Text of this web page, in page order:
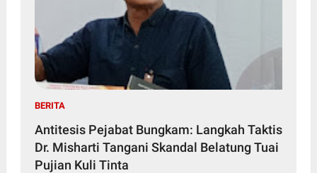
BERITA
Antitesis Pejabat Bungkam: Langkah Taktis
Dr. Misharti Tangani Skandal Belatung Tuai
Pujian Kuli Tinta